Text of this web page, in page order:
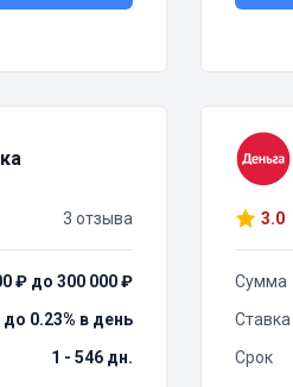
3 отзыва
₽ до 300 000 ₽
до 0.23% в день
1 - 546 дн.
3.0
Сумма
Ставка
Срок